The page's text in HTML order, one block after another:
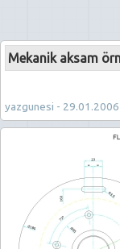
Mekanik aksam
yazgunesi -